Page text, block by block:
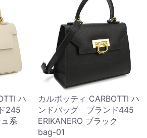
ハ
245
ュ系
カルボッティ CARBOTTI ハ
ンドバッグ ブランド445
ERIKANERO ブラック
bag-01